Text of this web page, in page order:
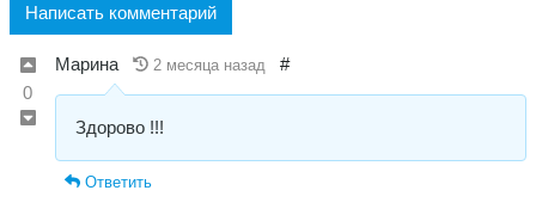
Написать комментарий
0
Марина 2 месяца назад #
Здорово !!!
Ответить